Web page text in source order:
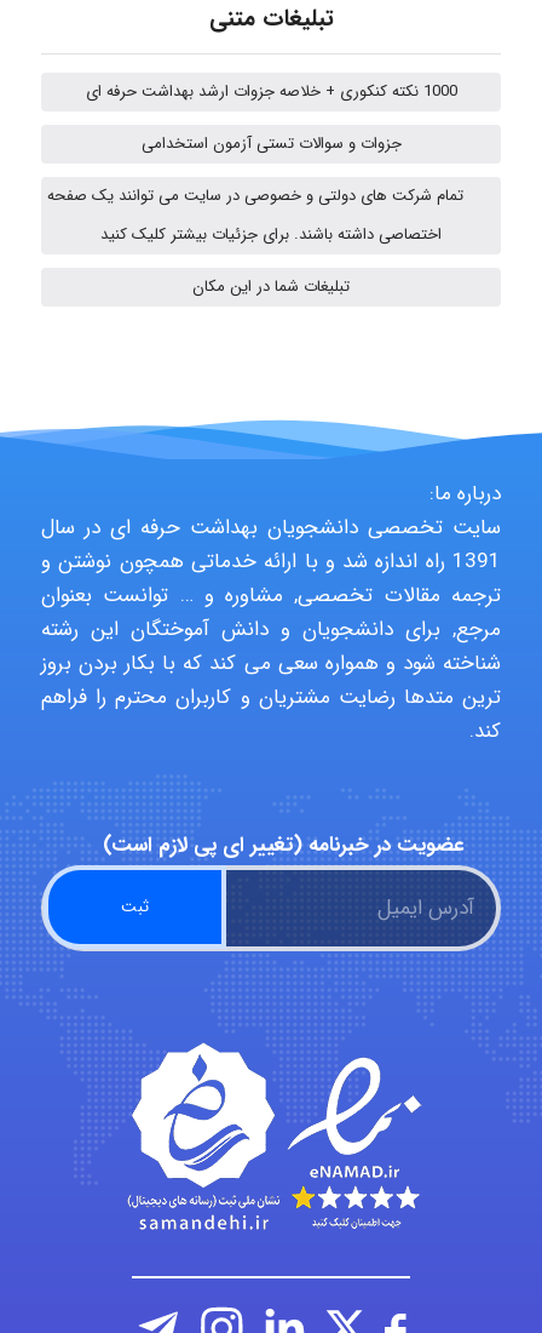
ehtesham
Iman Hosseini
fatemeh mirzaie
aghajari vahid
Poubakhtiari
Alirez0990
hosein abdolvand
Kati
emami
ehtesham
Iman Hosseini
تبلیغات متنی
1000 نکته کنکوری + خلاصه جزوات ارشد بهداشت حرفه ای
جزوات و سوالات تستی آزمون استخدامی
تمام شرکت های دولتی و خصوصی در سایت می توانند یک صفحه
اختصاصی داشته باشند. برای جزئیات بیشتر کلیک کنید
تبلیغات شما در این مکان
درباره ما:
سایت تخصصی دانشجویان بهداشت حرفه ای در سال
1391 راه اندازه شد و با ارائه خدماتی همچون نوشتن و
ترجمه مقالات تخصصی, مشاوره و … توانست بعنوان
مرجع, برای دانشجویان و دانش آموختگان این رشته
شناخته شود و همواره سعی می کند که با بکار بردن بروز
ترین متدها رضایت مشتریان و کاربران محترم را فراهم
کند.
عضویت در خبرنامه (تغییر ای پی لازم است)